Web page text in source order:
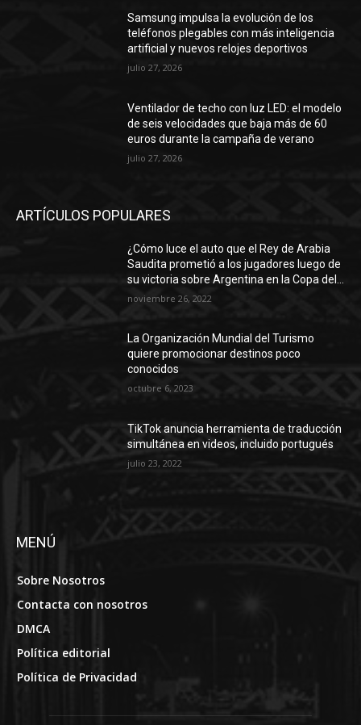
Samsung impulsa la evolución de los
teléfonos plegables con más inteligencia
artificial y nuevos relojes deportivos
julio 27, 2026
Ventilador de techo con luz LED: el modelo
de seis velocidades que baja más de 60
euros durante la campaña de verano
julio 27, 2026
ARTÍCULOS POPULARES
¿Cómo luce el auto que el Rey de Arabia
Saudita prometió a los jugadores luego de
su victoria sobre Argentina en la Copa del...
noviembre 26, 2022
La Organización Mundial del Turismo
quiere promocionar destinos poco
conocidos
octubre 6, 2023
TikTok anuncia herramienta de traducción
simultánea en videos, incluido portugués
julio 23, 2022
MENÚ
Sobre Nosotros
Contacta con nosotros
DMCA
Política editorial
Política de Privacidad